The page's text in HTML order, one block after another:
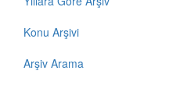
Konu Arşivi
Arşiv Arama